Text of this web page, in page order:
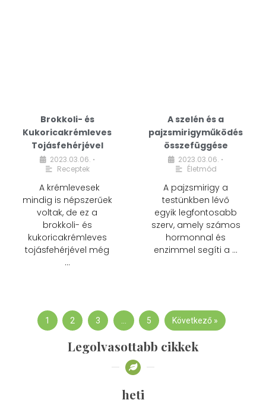
Brokkoli- és
Kukoricakrémleves
Tojásfehérjével
2023.03.06. •
Receptek
A krémlevesek
mindig is népszerűek
voltak, de ez a
brokkoli- és
kukoricakrémleves
tojásfehérjével még
…
A szelén és a
pajzsmirigyműködés
összefüggése
2023.03.06. •
Életmód
A pajzsmirigy a
testünkben lévő
egyik legfontosabb
szerv, amely számos
hormonnal és
enzimmel segíti a …
1 2 3 … 5 Következő »
Legolvasottabb cikkek
heti